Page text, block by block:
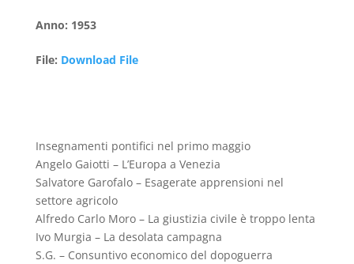
Anno: 1953
File: Download File
Insegnamenti pontifici nel primo maggio
Angelo Gaiotti – L’Europa a Venezia
Salvatore Garofalo – Esagerate apprensioni nel
settore agricolo
Alfredo Carlo Moro – La giustizia civile è troppo lenta
Ivo Murgia – La desolata campagna
S.G. – Consuntivo economico del dopoguerra